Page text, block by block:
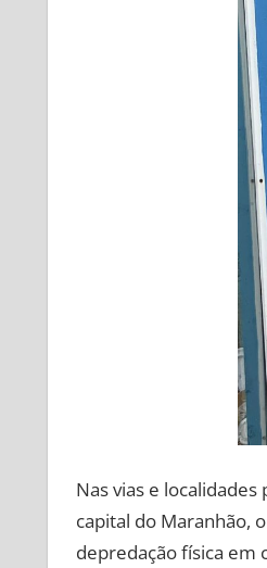
Nas vias e
capital do Maranhão,
depredação física em